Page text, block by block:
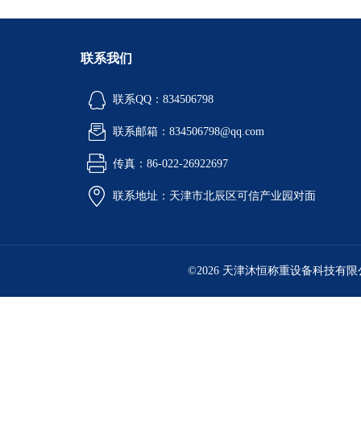
联系我们
联系QQ：834506798
联系邮箱：834506798@qq.com
传真：86-022-26922697
联系地址：天津市北辰区可信产业园对面
©2026 天津沐恒称重设备科技有